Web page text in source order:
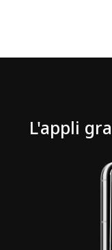
L'appli